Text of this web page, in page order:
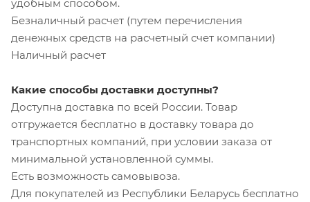
удобным способом.
Безналичный расчет (путем перечисления
денежных средств на расчетный счет компании)
Наличный расчет
Какие способы доставки доступны?
Доступна доставка по всей России. Товар
отгружается бесплатно в доставку товара до
транспортных компаний, при условии заказа от
минимальной установленной суммы.
Есть возможность самовывоза.
Для покупателей из Республики Беларусь бесплатно